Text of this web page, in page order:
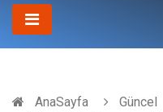
AnaSayfa
Güncel